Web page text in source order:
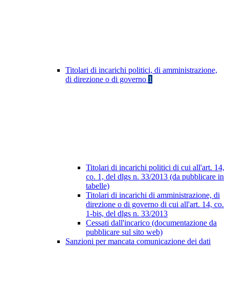
Titolari di incarichi politici, di amministrazione,
di direzione o di governo 1
Titolari di incarichi politici di cui all'art. 14,
co. 1, del dlgs n. 33/2013 (da pubblicare in
tabelle)
Titolari di incarichi di amministrazione, di
direzione o di governo di cui all'art. 14, co.
1-bis, del dlgs n. 33/2013
Cessati dall'incarico (documentazione da
pubblicare sul sito web)
Sanzioni per mancata comunicazione dei dati